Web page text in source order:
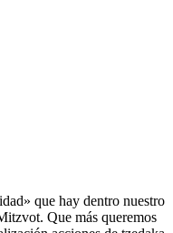
que hay dentro nuestro
Que más queremos